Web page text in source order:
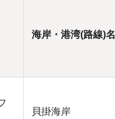
海岸・港湾(路線)名
貝掛海岸